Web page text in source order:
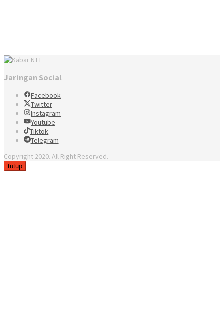
Jaringan Social
Facebook
Twitter
Instagram
Youtube
Tiktok
Telegram
Copyright 2020. All Right Reserved.
tutup